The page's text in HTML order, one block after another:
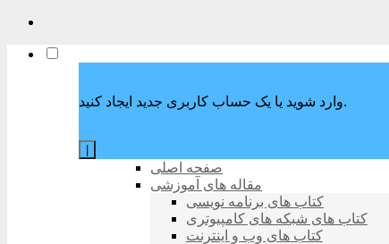
وارد شوید یا یک حساب کاربری جدید ایجاد کنید.
صفحه اصلی
مقاله های آموزشی
کتاب های برنامه نویسی
کتاب های شبکه های کامپیوتری
کتاب های وب و اینترنت